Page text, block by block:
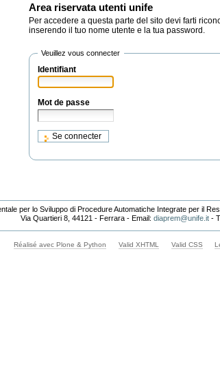
Area riservata utenti unife
Per accedere a questa parte del sito devi farti
inserendo il tuo nome utente e la tua password.
Veuillez vous connecter
Identifiant
Mot de passe
per lo Sviluppo di Procedure Automatiche Integrate per il
Via Quartieri 8, 44121 - Ferrara - Email: diaprem@unife.it-
Réalisé avec Plone & Python Valid XHTML Valid CSS